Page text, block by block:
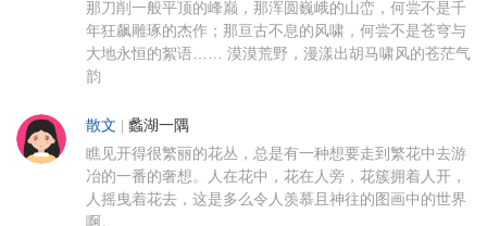
那刀削一般平顶的峰巅，那浑圆巍峨的山峦，何尝不是千
年狂飙雕琢的杰作；那亘古不息的风啸，何尝不是苍穹与
大地永恒的絮语…… 漠漠荒野，漫漾出胡马啸风的苍茫气
韵
散文 蠡湖一隅
瞧见开得很繁丽的花丛，总是有一种想要走到繁花中去游
冶的一番的奢想。人在花中，花在人旁，花簇拥着人开，
人摇曳着花去，这是多么令人羡慕且神往的图画中的世界
啊。